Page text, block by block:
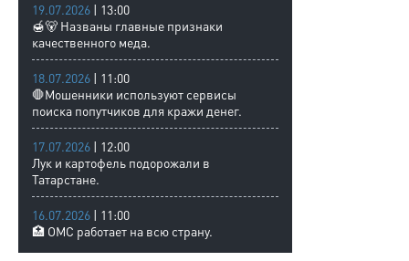
19.07.2026 | 13:00
🍯🐻 Названы главные признаки
качественного меда.
18.07.2026 | 11:00
🛑Мошенники используют сервисы
поиска попутчиков для кражи денег.
17.07.2026 | 12:00
Лук и картофель подорожали в
Татарстане.
16.07.2026 | 11:00
🏥 ОМС работает на всю страну.